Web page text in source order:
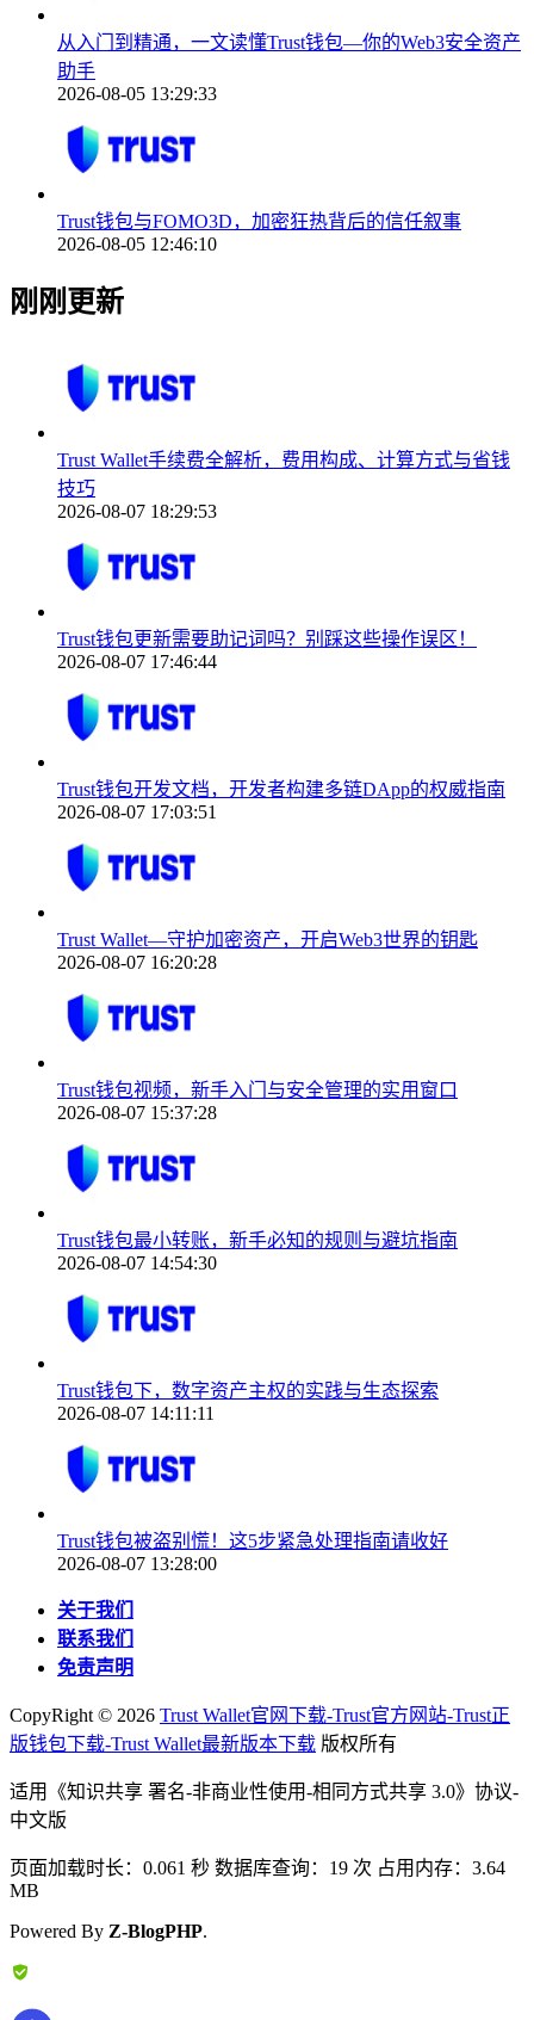
从入门到精通，一文读懂Trust钱包—你的Web3安全资产
助手
2026-08-05 13:29:33
Trust钱包与FOMO3D，加密狂热背后的信任叙事
2026-08-05 12:46:10
刚刚更新
Trust Wallet手续费全解析，费用构成、计算方式与省钱
技巧
2026-08-07 18:29:53
Trust钱包更新需要助记词吗？别踩这些操作误区！
2026-08-07 17:46:44
Trust钱包开发文档，开发者构建多链DApp的权威指南
2026-08-07 17:03:51
Trust Wallet—守护加密资产，开启Web3世界的钥匙
2026-08-07 16:20:28
Trust钱包视频，新手入门与安全管理的实用窗口
2026-08-07 15:37:28
Trust钱包最小转账，新手必知的规则与避坑指南
2026-08-07 14:54:30
Trust钱包下，数字资产主权的实践与生态探索
2026-08-07 14:11:11
Trust钱包被盗别慌！这5步紧急处理指南请收好
2026-08-07 13:28:00
关于我们
联系我们
免责声明
CopyRight © 2026 Trust Wallet官网下载-Trust官方网站-Trust正
版钱包下载-Trust Wallet最新版本下载 版权所有
适用《知识共享 署名-非商业性使用-相同方式共享 3.0》协议-
中文版
页面加载时长：0.061 秒 数据库查询：19 次 占用内存：3.64
MB
Powered By Z-BlogPHP.